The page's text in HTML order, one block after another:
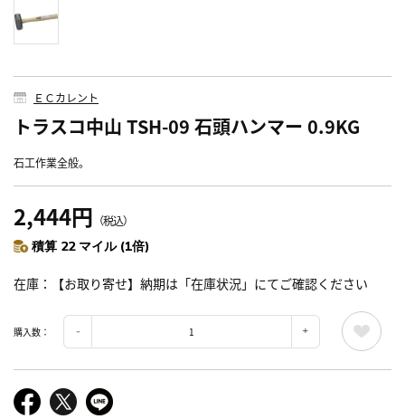
ＥＣカレント
トラスコ中山 TSH-09 石頭ハンマー 0.9KG
石工作業全般。
2,444円 （税込）
積算 22 マイル (1倍)
在庫 【お取り寄せ】納期は「在庫状況」にてご確認ください
購入数：